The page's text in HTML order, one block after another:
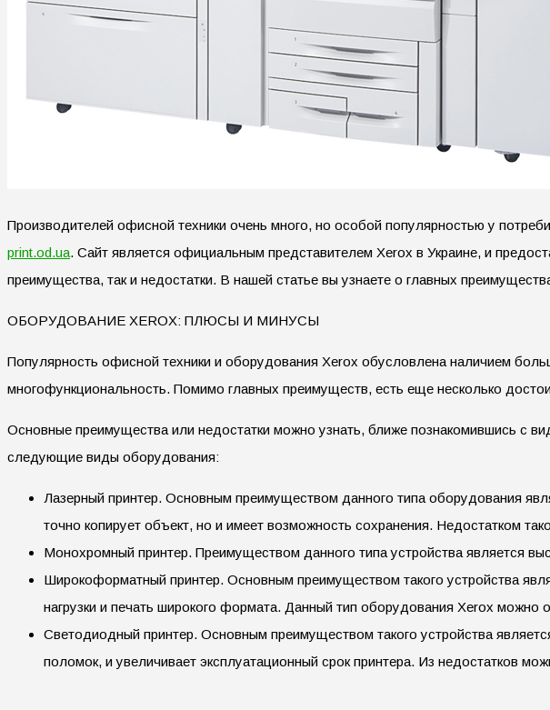
Производителей офисной техники очень много, но особой популярностью у
print.od.ua. Сайт является официальным представителем Xerox в Украине, и
преимущества, так и недостатки. В нашей статье вы узнаете о главных
ОБОРУДОВАНИЕ XEROX: ПЛЮСЫ И МИНУСЫ
Популярность офисной техники и оборудования Xerox обусловлена наличием
многофункциональность. Помимо главных преимуществ, есть еще несколько
Основные преимущества или недостатки можно узнать, ближе познакомившись с
следующие виды оборудования:
Лазерный принтер. Основным преимуществом данного типа оборудования
точно копирует объект, но и имеет возможность сохранения. Недостатком
Монохромный принтер. Преимуществом данного типа устройства является
Широкоформатный принтер. Основным преимуществом такого устройства
нагрузки и печать широкого формата. Данный тип оборудования Xerox можно
Светодиодный принтер. Основным преимуществом такого устройства
поломок, и увеличивает эксплуатационный срок принтера. Из недостатков